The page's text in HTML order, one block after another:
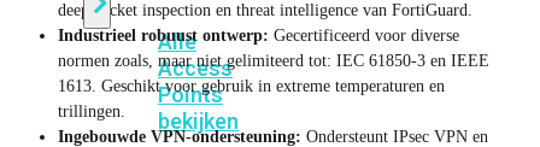
Alle
Access
Points
bekijken
deep packet inspection en threat intelligence van FortiGuard.
Industrieel robuust ontwerp: Gecertificeerd voor diverse
normen zoals, maar niet gelimiteerd tot: IEC 61850-3 en IEEE
1613. Geschikt voor gebruik in extreme temperaturen en
trillingen.
Ingebouwde VPN-ondersteuning: Ondersteunt IPsec VPN en